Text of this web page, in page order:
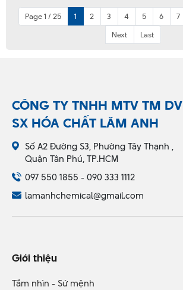
Page 1 / 25 1 2 3 4 5 6 7
Next
Last
CÔNG TY TNHH MTV TM DV
SX HÓA CHẤT LÂM ANH
Số A2 Đường S3, Phường Tây Thạnh ,
Quận Tân Phú, TP.HCM
097 550 1855 - 090 333 1112
lamanhchemical@gmail.com
Giới thiệu
Tầm nhìn - Sứ mệnh